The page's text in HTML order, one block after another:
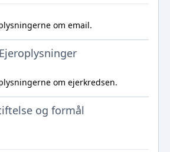
om email.
Ejeroplysninger
om ejerkredsen.
og formål